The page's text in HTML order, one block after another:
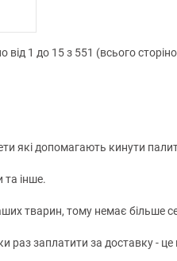
від 1 до 15 з 551 (всього
які допомагають кинути
та інше.
тварин, тому немає більше
раз заплатити за доставку - це